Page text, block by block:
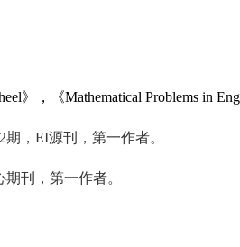
》，《Mathematical Problems in
期， EI源刊，第一作者。
刊，第一作者。